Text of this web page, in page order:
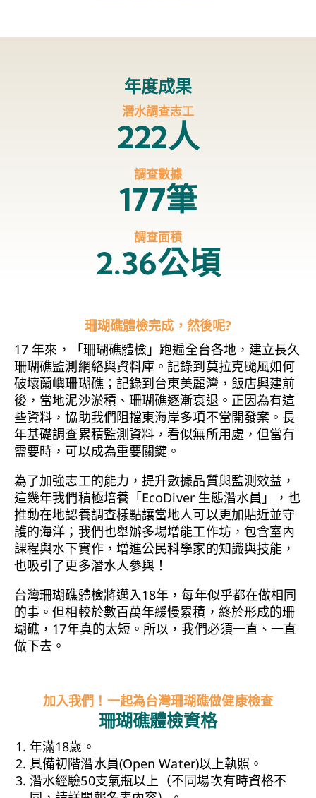
年度成果
潛水調查志工
222人
調查數據
177筆
調查面積
2.36公頃
珊瑚礁體檢完成，然後呢?
17 年來，「珊瑚礁體檢」跑遍全台各地，建立長久
珊瑚礁監測網絡與資料庫。記錄到莫拉克颱風如何
破壞蘭嶼珊瑚礁；記錄到台東美麗灣，飯店興建前
後，當地泥沙淤積、珊瑚礁逐漸衰退。正因為有這
些資料，協助我們阻擋東海岸多項不當開發案。長
年基礎調查累積監測資料，看似無所用處，但當有
需要時，可以成為重要關鍵。
為了加強志工的能力，提升數據品質與監測效益，
這幾年我們積極培養「EcoDiver 生態潛水員」，也
推動在地認養調查樣點讓當地人可以更加貼近並守
護的海洋；我們也舉辦多場增能工作坊，包含室內
課程與水下實作，增進公民科學家的知識與技能，
也吸引了更多潛水人參與！
台灣珊瑚礁體檢將邁入18年，每年似乎都在做相同
的事。但相較於數百萬年緩慢累積，終於形成的珊
瑚礁，17年真的太短。所以，我們必須一直、一直
做下去。
加入我們！一起為台灣珊瑚礁做健康檢查
珊瑚礁體檢資格
年滿18歲。
具備初階潛水員(Open Water)以上執照。
潛水經驗50支氣瓶以上（不同場次有時資格不